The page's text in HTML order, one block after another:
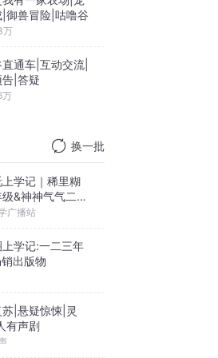
|御兽冒险|咕噜谷
万
通车|互动交流|
告|答疑
万
换一批
学记｜稀里糊
&神神气气二年
广播站
学记:一二三年
出版物
|悬疑惊悚|灵
有声剧